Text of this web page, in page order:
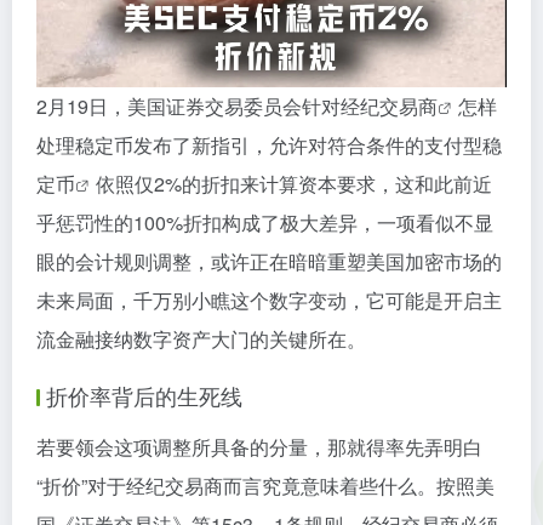
2月19日，美国证券交易委员会针对经纪交易商
怎样
处理稳定币发布了新指引，允许对符合条件的支付型稳
定币
依照仅2%的折扣来计算资本要求，这和此前近
乎惩罚性的100%折扣构成了极大差异，一项看似不显
眼的会计规则调整，或许正在暗暗重塑美国加密市场的
未来局面，千万别小瞧这个数字变动，它可能是开启主
流金融接纳数字资产大门的关键所在。
折价率背后的生死线
若要领会这项调整所具备的分量，那就得率先弄明白
“折价”对于经纪交易商而言究竟意味着些什么。按照美